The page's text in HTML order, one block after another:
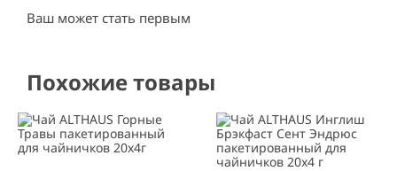
Ваш может стать первым
Похожие товары